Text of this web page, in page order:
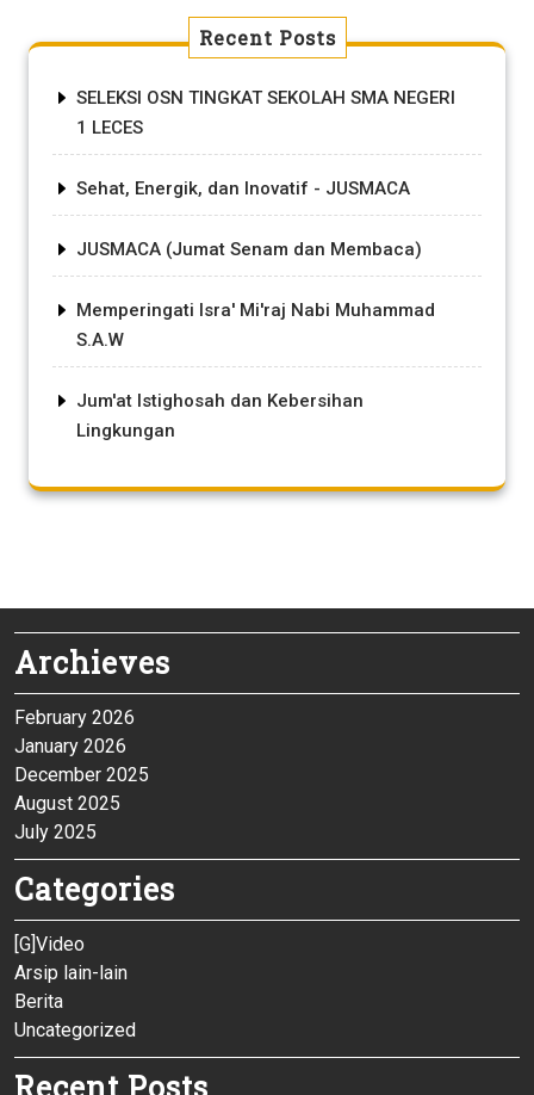
Recent Posts
SELEKSI OSN TINGKAT SEKOLAH SMA NEGERI
1 LECES
Sehat, Energik, dan Inovatif - JUSMACA
JUSMACA (Jumat Senam dan Membaca)
Memperingati Isra' Mi'raj Nabi Muhammad
S.A.W
Jum'at Istighosah dan Kebersihan
Lingkungan
Archieves
February 2026
January 2026
December 2025
August 2025
July 2025
Categories
[G]Video
Arsip lain-lain
Berita
Uncategorized